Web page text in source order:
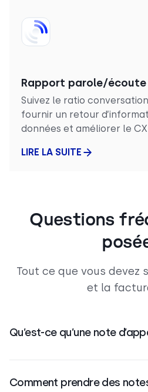
Rapport parole/écoute
Suivez le ratio
fournir un retour
données et améliorer le
LIRE LA SUITE
Questions
Tout ce que vous devez
et la
Qu’est-ce qu’une note
Comment prendre des